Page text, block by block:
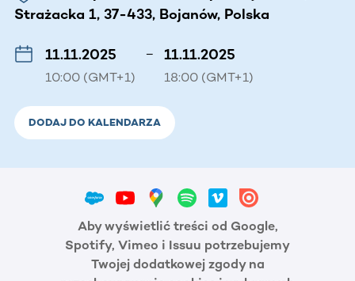
Strażacka 1, 37-433, Bojanów, Polska
11.11.2025
10:00 (GMT+1)
– 11.11.2025
18:00 (GMT+1)
DODAJ DO KALENDARZA
Aby wyświetlić treści od Google,
Spotify, Vimeo i Issuu potrzebujemy
Twojej dodatkowej zgody na